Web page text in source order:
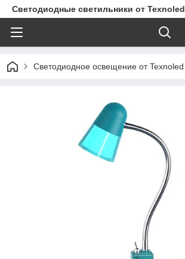
Светодиодные светильники от Texnoled
Светодиодное освещение от Texnoled